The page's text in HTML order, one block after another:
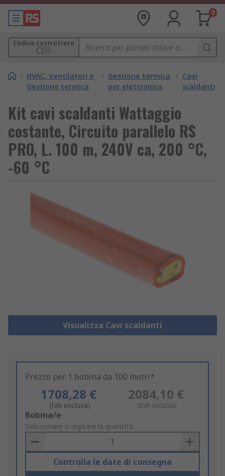
0
Codice costruttore
/ HVAC, Ventilatori e
Gestione termica
/ Gestione termica
per elettronica
/ Cavi
scaldanti
Kit cavi scaldanti Wattaggio
costante, Circuito parallelo RS
PRO, L. 100 m, 240V ca, 200 °C,
-60 °C
Visualizza Cavi scaldanti
Prezzo per 1 bobina da 100 metri*
1708,28 €
(IVA esclusa)
2084,10 €
(IVA inclusa)
Add
to
Basket
Bobina/e
Selezionare o digitare la quantità
Controlla le date di consegna